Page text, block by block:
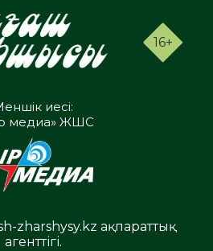
16+
иесі:
медиа» ЖШС
zharshysy.kz ақпараттық
агенттігі.